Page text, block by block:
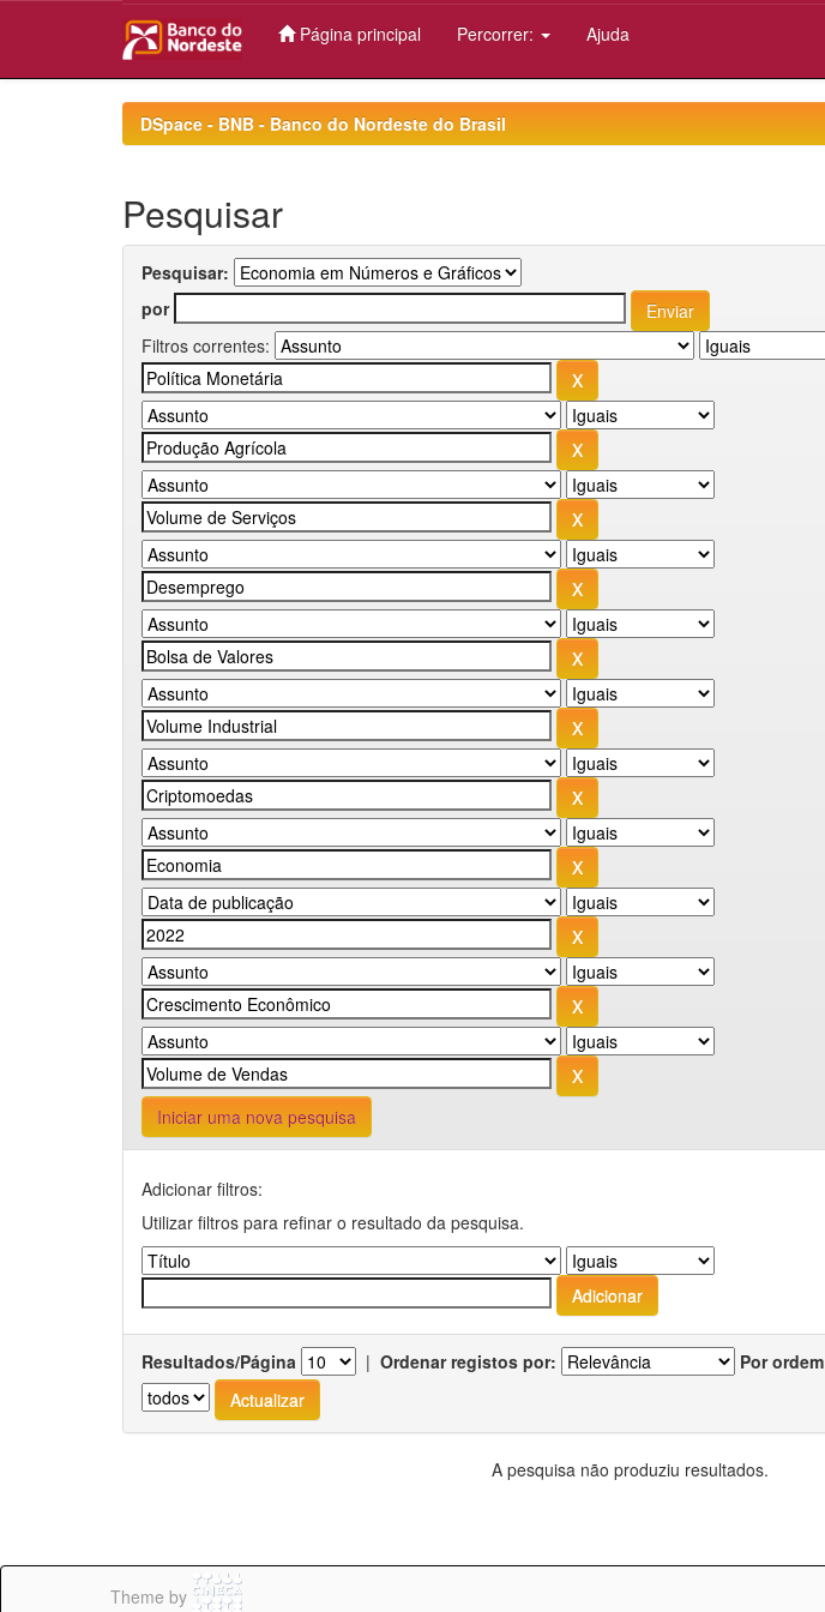
Página principal Percorrer: Ajuda
DSpace - BNB - Banco do Nordeste do Brasil
Pesquisar
Pesquisar:
por
Filtros correntes:
Iniciar uma nova pesquisa
Adicionar filtros:
Utilizar filtros para refinar o resultado da pesquisa.
Resultados/Página | Ordenar registos por: Por ordem
A pesquisa não produziu resultados.
Theme by